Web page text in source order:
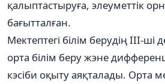
қалыптастыруға, элеуметтік
бағытталған.
Мектептегі білім берудің ІІІ-
орта білім беру жэне
кэсіби оқыту аяқталады. Орта